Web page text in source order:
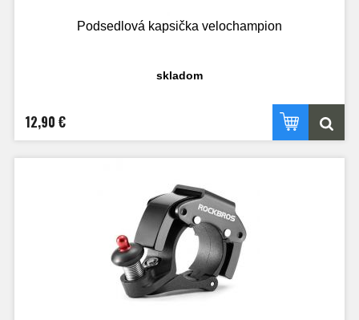
Podsedlová kapsička velochampion
skladom
12,90 €